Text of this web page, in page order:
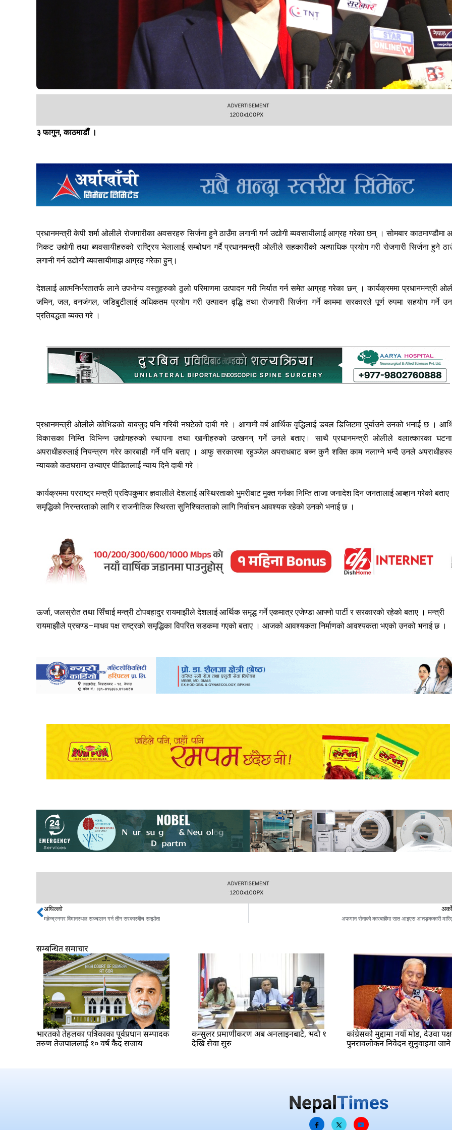
३ फागुन, काठमाडाैँ ।
प्रधानमन्त्री केपी शर्मा ओलीले रोजगारीका अवसरहरु सिर्जना हुने ठाउँमा लगानी गर्न उद्योगी ब्यवसायीलाई आग्रह गरेका छन् । सोमबार
निकट उद्योगी तथा ब्यवसायीहरुको राष्ट्रिय भेलालाई सम्बोधन गर्दै प्रधानमन्त्री ओलीले सहकारीको अत्याधिक प्रयोग गरी रोजगारी सिर्जना हुने
लगानी गर्न उद्योगी ब्यवसायीमाझ आग्रह गरेका हुन्।
देशलाई आत्मनिर्भरतातर्फ लाने उपभोग्य वस्तुहरुको ठुलो परिमाणमा उत्पादन गरी निर्यात गर्न समेत आग्रह गरेका छन् । कार्यक्रममा प्रधानमन्त्री
जमिन, जल, वनजंगल, जडिबुटीलाई अधिकतम प्रयोग गरी उत्पादन वृद्धि तथा रोजगारी सिर्जना गर्ने काममा सरकारले पूर्ण रुपमा सहयोग गर्ने
प्रतिबद्धता ब्यक्त गरे ।
प्रधानमन्त्री ओलीले कोभिडको बाबजुद पनि गरिबी नघटेको दाबी गरे । आगामी वर्ष आर्थिक वृद्धिलाई डबल डिजिटमा पुर्याउने उनको भनाई छ ।
विकासका निम्ति विभिन्न उद्योगहरुको स्थापना तथा खानीहरुको उत्खनन् गर्ने उनले बताए। साथै प्रधानमन्त्री ओलीले वलात्कारका
अपराधीहरुलाई नियन्त्रण गरेर कारबाही गर्ने पनि बताए । आफु सरकारमा रहुञ्जेल अपराधबाट बच्न कुनै शक्ति काम नलाग्ने भन्दै उनले
न्यायको कठघरामा उभ्याएर पीडितलाई न्याय दिने दाबी गरे ।
कार्यक्रममा परराष्ट्र मन्त्री प्रदिपकुमार ज्ञवालीले देशलाई अस्थिरताको भुमरीबाट मुक्त गर्नका निम्ति ताजा जनादेश दिन जनतालाई आब्हान गरेको
समृद्धिको निरन्तरताको लागि र राजनीतिक स्थिरता सुनिश्चितताको लागि निर्वाचन आवश्यक रहेको उनको भनाई छ ।
ऊर्जा, जलस्रोत तथा सिँचाई मन्त्री टोपबहादुर रायमाझीले देशलाई आर्थिक समृद्ध गर्ने एकमात्र एजेण्डा आफ्नो पार्टी र सरकारको रहेको बताए । मन्त्री
रायमाझीेले प्रचण्ड–माधव पक्ष राष्ट्रको समृद्धिका विपरित सडकमा गएको बताए । आजको आवश्यकता निर्माणको आवश्यकता भएको उनको भनाई छ ।
Prev
अघिल्लो
महेन्द्रनगर विमानस्थल सञ्चालन गर्न तीन सरकारबीच सम्झौता
अर्को
अफगान सेनाको कारबाहीमा सात आइएस आतङ्ककारी मारिए
सम्बन्धित समाचार
भारतकाे तेहलका पत्रिकाका पूर्वप्रधान सम्पादक
तरुण तेजपाललाई १० वर्ष कैद सजाय
कन्सुलर प्रमाणीकरण अब अनलाइनबाटै, भदौ १
देखि सेवा सुरु
कांग्रेसको मुद्दामा नयाँ मोड, देउवा
पुनरावलोकन निवेदन सुनुवाइमा जाने